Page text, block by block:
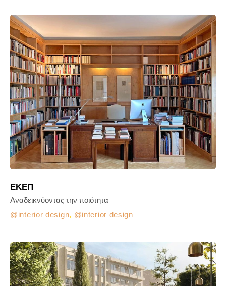
ΕΚΕΠ
interior design, interior design
Αναδεικνύοντας την ποιότητα